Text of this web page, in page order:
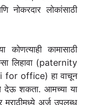
नोकरदार लोकांसाठी
कोणत्याही कामासाठी
लिहावा (paternity
office) हा वाचून
देऊ शकता. आमच्या या
मराठीमध्ये अर्ज उपलब्ध